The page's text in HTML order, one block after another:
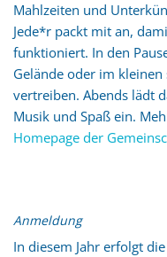
Mahlzeiten und
Jede*r packt mit an,
funktioniert. In den
Gelände oder im
vertreiben. Abends lädt
Musik und Spaß ein.
Homepage der
Anmeldung
In diesem Jahr erfolgt